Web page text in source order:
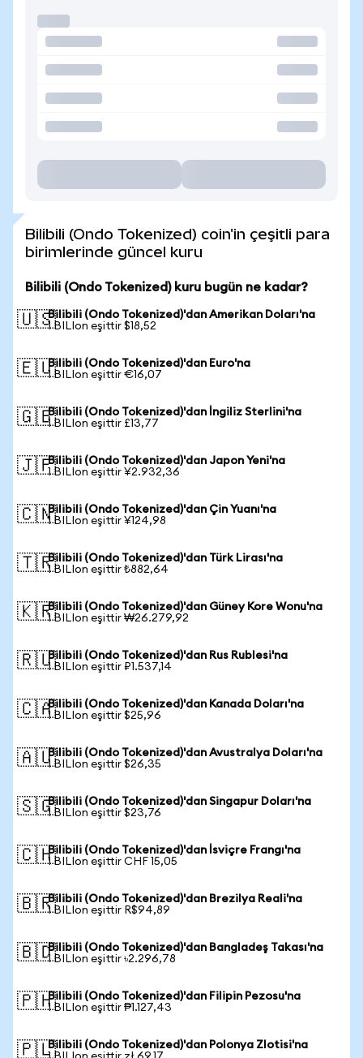
Bilibili (Ondo Tokenized) coin'in çeşitli para
birimlerinde güncel kuru
Bilibili (Ondo Tokenized) kuru bugün ne kadar?
🇺🇸Bilibili (Ondo Tokenized)'dan Amerikan Doları'na
1 BILIon eşittir $18,52
🇪🇺Bilibili (Ondo Tokenized)'dan Euro'na
1 BILIon eşittir €16,07
🇬🇧Bilibili (Ondo Tokenized)'dan İngiliz Sterlini'na
1 BILIon eşittir £13,77
🇯🇵Bilibili (Ondo Tokenized)'dan Japon Yeni'na
1 BILIon eşittir ¥2.932,36
🇨🇳Bilibili (Ondo Tokenized)'dan Çin Yuanı'na
1 BILIon eşittir ¥124,98
🇹🇷Bilibili (Ondo Tokenized)'dan Türk Lirası'na
1 BILIon eşittir ₺882,64
🇰🇷Bilibili (Ondo Tokenized)'dan Güney Kore Wonu'na
1 BILIon eşittir ₩26.279,92
🇷🇺Bilibili (Ondo Tokenized)'dan Rus Rublesi'na
1 BILIon eşittir ₽1.537,14
🇨🇦Bilibili (Ondo Tokenized)'dan Kanada Doları'na
1 BILIon eşittir $25,96
🇦🇺Bilibili (Ondo Tokenized)'dan Avustralya Doları'na
1 BILIon eşittir $26,35
🇸🇬Bilibili (Ondo Tokenized)'dan Singapur Doları'na
1 BILIon eşittir $23,76
🇨🇭Bilibili (Ondo Tokenized)'dan İsviçre Frangı'na
1 BILIon eşittir CHF 15,05
🇧🇷Bilibili (Ondo Tokenized)'dan Brezilya Reali'na
1 BILIon eşittir R$94,89
🇧🇩Bilibili (Ondo Tokenized)'dan Bangladeş Takası'na
1 BILIon eşittir ৳2.296,78
🇵🇭Bilibili (Ondo Tokenized)'dan Filipin Pezosu'na
1 BILIon eşittir ₱1.127,43
🇵🇱Bilibili (Ondo Tokenized)'dan Polonya Zlotisi'na